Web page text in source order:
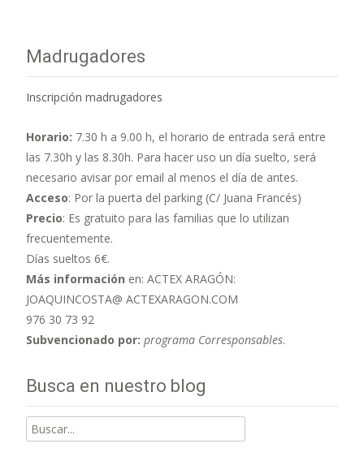
Madrugadores
Inscripción madrugadores
Horario: 7.30 h a 9.00 h, el horario de entrada será entre
las 7.30h y las 8.30h. Para hacer uso un día suelto, será
necesario avisar por email al menos el día de antes.
Acceso: Por la puerta del parking (C/ Juana Francés)
Precio: Es gratuito para las familias que lo utilizan
frecuentemente.
Días sueltos 6€.
Más información en: ACTEX ARAGÓN:
JOAQUINCOSTA@ ACTEXARAGON.COM
976 30 73 92
Subvencionado por: programa Corresponsables.
Busca en nuestro blog
Buscar
por: